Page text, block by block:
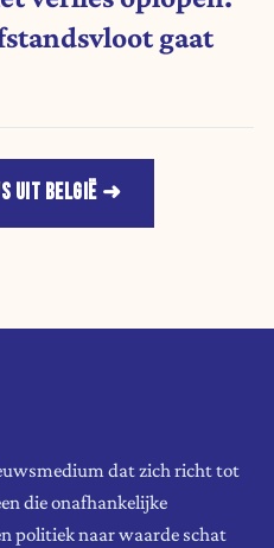
gaat
UIT BELGIË
dat zich richt tot
die onafhankelijke
politiek naar waarde schat